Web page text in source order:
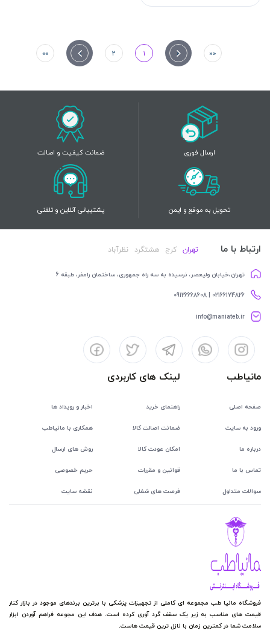
««
«
1
2
»
»»
ارسال فوری ضمانت کیفیت و اصالت
تحویل به موقع و ایمن پشتیبانی آنلاین و تلفنی
ارتباط با ما تهران کرج هشتگرد نظرآباد
تهران،خیابان ولیعصر، نرسیده به سه راه جمهوری، ساختمان رامفر، طبقه 6
02166174826 | 09126668608
info@maniateb.ir
مانیاطب
صفحه اصلی
ورود به سایت
درباره ما
تماس با ما
سوالات متداول
لینک های کاربردی
راهنمای خرید اخبار و رویداد ها
ضمانت اصالت کالا همکاری با مانیاطب
امکان عودت کالا روش های ارسال
قوانین و مقررات حریم خصوصی
فرصت های شغلی نقشه سایت
فروشگاه مانیا طب مجموعه ای کاملی از تجهیزات پزشکی با برترین برندهای موجود در بازار کنار
قیمت های مناسب به زیر یک سقف گرد آوری کرده است. هدف این مجوعه فراهم آوردن ابزار
سلامت شما در کمترین زمان با نازل ترین قیمت هاست.